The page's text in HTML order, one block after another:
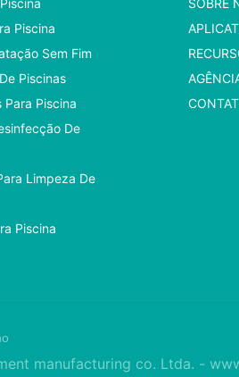
Piscina
Sem Fim
Piscinas
Para Piscina
De
Limpeza De
Piscina
SOBRE
manufacturing co. Ltda. -